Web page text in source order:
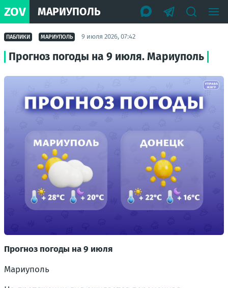
ZOV МАРИУПОЛЬ
ПАБЛИКИ МАРИУПОЛЬ 9 июля 2026, 07:42
Прогноз погоды на 9 июля. Мариуполь
Прогноз погоды на 9 июля
Мариуполь